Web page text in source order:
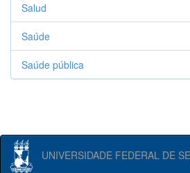
Salud
Saúde
Saúde pública
UNIVERSIDADE FEDERAL DE